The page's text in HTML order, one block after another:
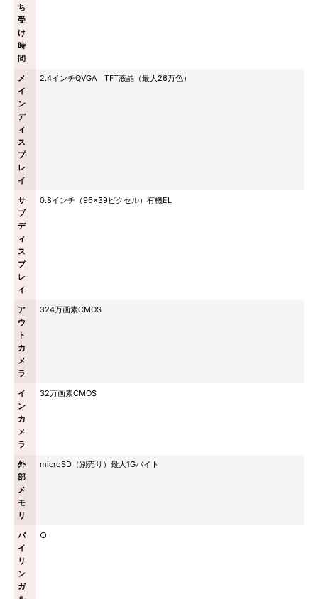
ち
受
け
時
間
メ
イ
ン
デ
ィ
ス
プ
レ
イ
2.4インチQVGA TFT液晶（最大26万色）
サ
ブ
デ
ィ
ス
プ
レ
イ
0.8インチ（96×39ピクセル）有機EL
ア
ウ
ト
カ
メ
ラ
324万画素CMOS
イ
ン
カ
メ
ラ
32万画素CMOS
外
部
メ
モ
リ
microSD（別売り）最大1Gバイト
バ
イ
リ
ン
ガ
○